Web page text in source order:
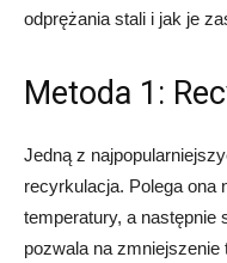
odprężania stali i jak je
Metoda 1:
Jedną z
recyrkulacja. Polega ona
temperatury, a następnie
pozwala na